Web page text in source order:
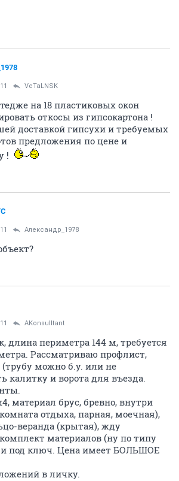
VeTaLNSK
на 18 пластиковых окон
откосы из гипсокартона !
доставкой гипсухи и требуемых
предложения по цене и
!
Александр_1978
AKonsulltant
длина периметра 144 м, требуется
Рассматриваю профлист,
(трубу можно б.у. или не
калитку и ворота для въезда.
материал брус, бревно, внутри
отдыха, парная, моечная),
веранда (крытая), жду
материалов (ну по типу
под ключ. Цена имеет БОЛЬШОЕ
в личку.